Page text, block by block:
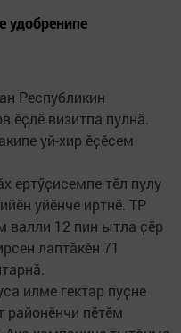
удобренипе
Республикин
ӗҫлӗ визитпа пулнӑ.
уй-хир ӗҫӗсем
ертӳҫисемпе тӗл пулу
уйӗнче иртнӗ. ТР
валли 12 пин ытла ҫӗр
лаптӑкӗн 71
илме гектар пуҫне
районӗнчи пӗтӗм